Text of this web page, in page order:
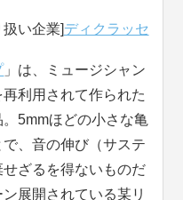
扱い企業]ディクラッセ
」は、ミュージシャン
利用されて作られた
5mmほどの小さな亀
、音の伸び（サステ
ざるを得ないものだ
展開されている某リ